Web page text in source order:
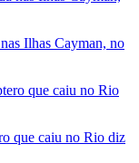
Ilhas Cayman, no
que caiu no Rio diz